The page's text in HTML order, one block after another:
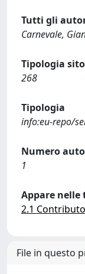
Tutti gli
Carnevale,
Tipologia
268
Tipologia
info:eu-repo/
Numero
1
Appare nelle
2.1
File in questo